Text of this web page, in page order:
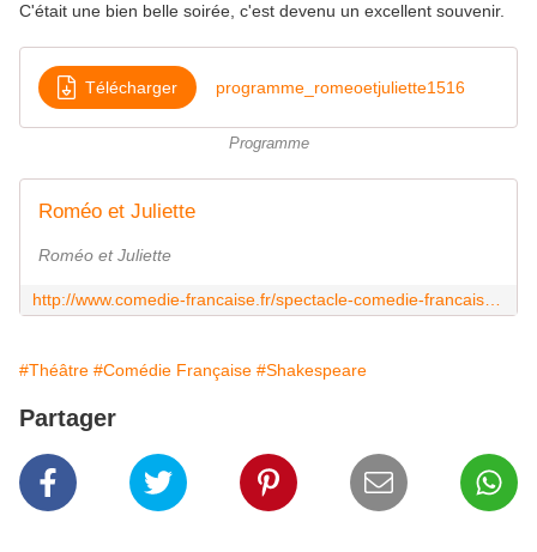
C'était une bien belle soirée, c'est devenu un excellent souvenir.
Télécharger programme_romeoetjuliette1516
Programme
Roméo et Juliette
Roméo et Juliette
#Théâtre #Comédie Française #Shakespeare
Partager